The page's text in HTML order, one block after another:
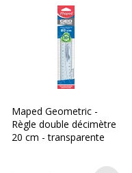
Données d'identification
Données
Marque
Référence produit
Maped Geometric -
Règle double décimètre
20 cm - transparente